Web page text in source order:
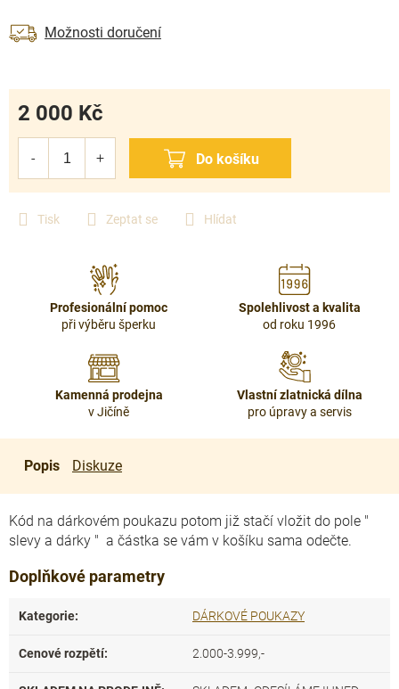
Tisk Zeptat se Hlídat
Možnosti doručení
2 000 Kč
Profesionální pomoc
při výběru šperku
Spolehlivost a kvalita
od roku 1996
Kamenná prodejna
v Jičíně
Vlastní zlatnická dílna
pro úpravy a servis
Popis Diskuze
Kód na dárkovém poukazu potom již stačí vložit do pole "
slevy a dárky " a částka se vám v košíku sama odečte.
Doplňkové parametry
Kategorie: DÁRKOVÉ POUKAZY
Cenové rozpětí: 2.000-3.999,-